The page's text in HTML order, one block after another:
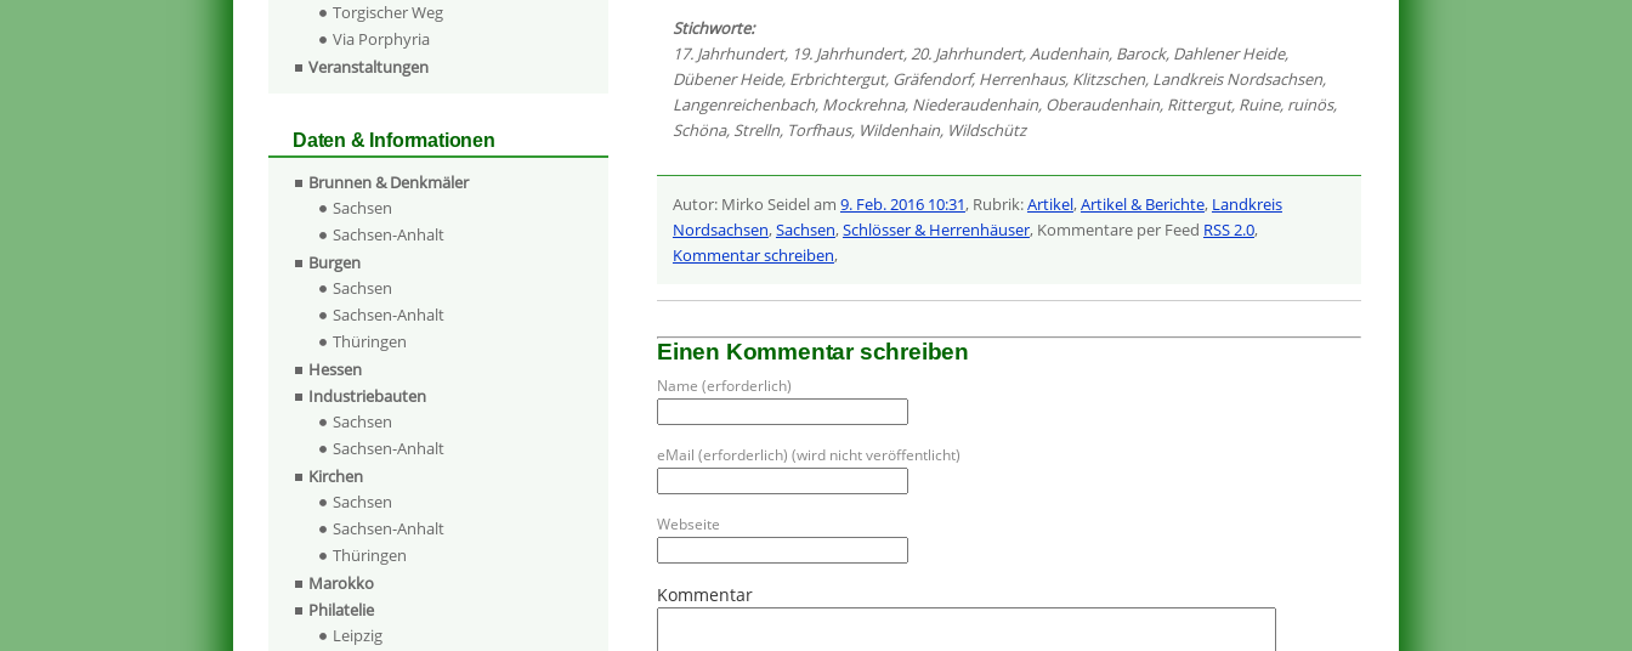
Stichworte:
17. Jahrhundert, 19. Jahrhundert,20. Jahrhundert,Audenhain, Barock, Dahlener Heide,
Dübener Heide, Erbrichtergut, Gräfendorf, Herrenhaus, Klitzschen, Landkreis Nordsachsen,
Langenreichenbach, Mockrehna, Niederaudenhain, Oberaudenhain, Rittergut, Ruine, ruinös,
Schöna, Strelln, Torfhaus, Wildenhain, Wildschütz
Autor: Mirko Seidel am 9. Feb. 2016 10:31, Rubrik:Artikel,Artikel & Berichte, Landkreis
Nordsachsen,Sachsen,Schlösser & Herrenhäuser, Kommentare per Feed RSS 2.0,
Kommentar schreiben,
Einen Kommentar schreiben
Name (erforderlich)
eMail (erforderlich) (wird nicht veröffentlicht)
Webseite
Kommentar
Torgischer Weg
Via Porphyria
Veranstaltungen
Daten & Informationen
Brunnen & Denkmäler
Sachsen
Sachsen-Anhalt
Burgen
Sachsen
Sachsen-Anhalt
Thüringen
Hessen
Industriebauten
Sachsen
Sachsen-Anhalt
Kirchen
Sachsen
Sachsen-Anhalt
Thüringen
Marokko
Philatelie
Leipzig